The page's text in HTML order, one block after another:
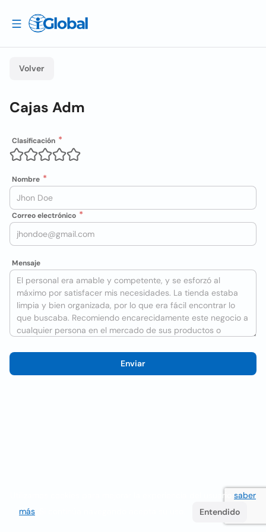
Volver
Cajas Adm
Clasificación
Nombre
Correo electrónico
Mensaje
Enviar
Utilizamos cookies para mejorar la experiencia del usuario saber
más
Entendido